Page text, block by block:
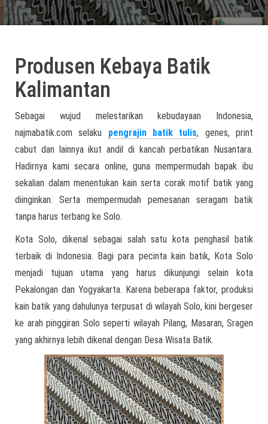
Produsen Kebaya Batik
Kalimantan
Sebagai wujud melestarikan kebudayaan Indonesia,
najmabatik.com selaku pengrajin batik tulis, genes, print
cabut dan lainnya ikut andil di kancah perbatikan Nusantara.
Hadirnya kami secara online, guna mempermudah bapak ibu
sekalian dalam menentukan kain serta corak motif batik yang
diinginkan. Serta mempermudah pemesanan seragam batik
tanpa harus terbang ke Solo.
Kota Solo, dikenal sebagai salah satu kota penghasil batik
terbaik di Indonesia. Bagi para pecinta kain batik, Kota Solo
menjadi tujuan utama yang harus dikunjungi selain kota
Pekalongan dan Yogyakarta. Karena beberapa faktor, produksi
kain batik yang dahulunya terpusat di wilayah Solo, kini bergeser
ke arah pinggiran Solo seperti wilayah Pilang, Masaran, Sragen
yang akhirnya lebih dikenal dengan Desa Wisata Batik.